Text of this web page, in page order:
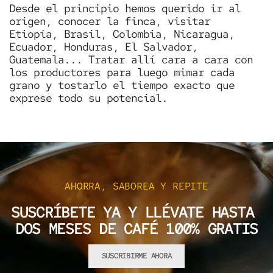
Desde el principio hemos querido ir al
origen, conocer la finca, visitar
Etiopía, Brasil, Colombia, Nicaragua,
Ecuador, Honduras, El Salvador,
Guatemala... Tratar allí cara a cara con
los productores para luego mimar cada
grano y tostarlo el tiempo exacto que
exprese todo su potencial.
AHORRA, SABOREA Y REPITE
SUSCRÍBETE YA Y LLÉVATE HASTA
DOS MESES DE CAFÉ 100% GRATIS
SUSCRIBIRME AHORA